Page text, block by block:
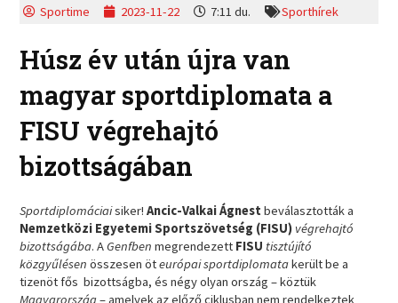
Sportime 2023-11-22 7:11 du. Sporthírek
Húsz év után újra van
magyar sportdiplomata a
FISU végrehajtó
bizottságában
Sportdiplomáciaisiker!Ancic-Valkai Ágnestbeválasztották a
Nemzetközi Egyetemi Sportszövetség (FISU) végrehajtó
bizottságába. AGenfbenmegrendezett FISU tisztújító
közgyűlésenösszesen öteurópai sportdiplomatakerült be a
tizenöt fős bizottságba, és négy olyan ország – köztük
Magyarország– amelyek az előző ciklusban nem rendelkeztek